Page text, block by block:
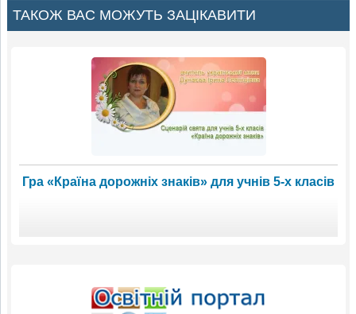
ТАКОЖ ВАС МОЖУТЬ ЗАЦІКАВИТИ
Гра «Країна дорожніх знаків» для учнів 5-х класів